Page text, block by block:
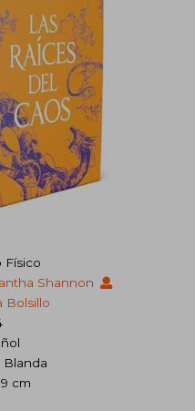
Físico
Shannon
Bolsillo
Blanda
cm